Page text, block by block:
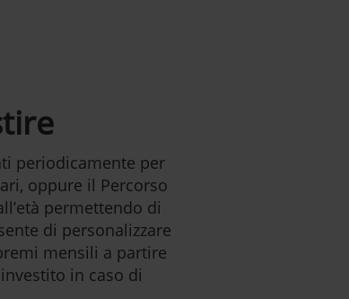
periodicamente per
oppure il Percorso
permettendo di
di personalizzare
mensili a partire
in caso di